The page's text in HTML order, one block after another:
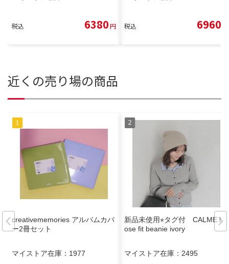
税込 6380円 税込 6960
近くの売り場の商品
creativememories アルバムカバ
ー2冊セット
マイストア在庫： 1977
新品未使用⭐︎タグ付 CALME lo
ose fit beanie ivory
マイストア在庫： 2495